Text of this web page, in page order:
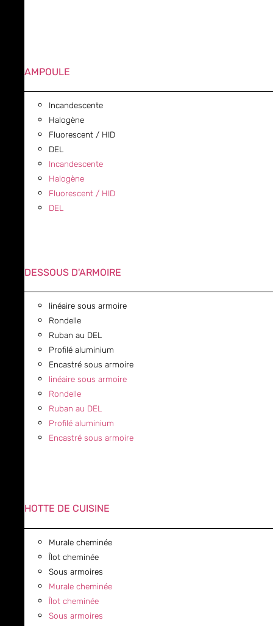
AMPOULE
Incandescente
Halogène
Fluorescent / HID
DEL
Incandescente
Halogène
Fluorescent / HID
DEL
DESSOUS D'ARMOIRE
linéaire sous armoire
Rondelle
Ruban au DEL
Profilé aluminium
Encastré sous armoire
linéaire sous armoire
Rondelle
Ruban au DEL
Profilé aluminium
Encastré sous armoire
HOTTE DE CUISINE
Murale cheminée
Îlot cheminée
Sous armoires
Murale cheminée
Îlot cheminée
Sous armoires